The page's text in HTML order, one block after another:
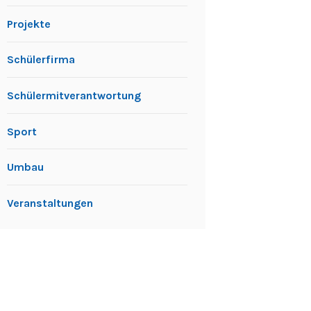
Projekte
Schülerfirma
Schülermitverantwortung
Sport
Umbau
Veranstaltungen